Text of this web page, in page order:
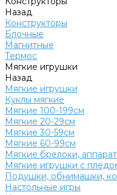
Назад
Конструкторы
Блочные
Магнитные
Термос
Мягкие игрушки
Назад
Мягкие игрушки
Куклы мягкие
Мягкие 100-199см
Мягкие 20-29см
Мягкие 30-59см
Мягкие 60-99см
Мягкие брелоки,
Мягкие игрушки с
Подушки, обнимашки,
Настольные игры